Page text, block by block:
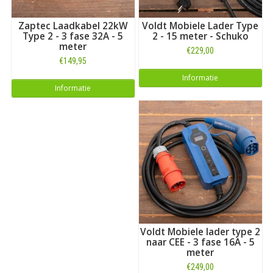
Zaptec Laadkabel 22kW
Type 2 - 3 fase 32A - 5
meter
€149,95
Informatie
Voldt Mobiele Lader Type
2 - 15 meter - Schuko
€229,00
Informatie
Voldt Mobiele lader type 2
naar CEE - 3 fase 16A - 5
meter
€249,00